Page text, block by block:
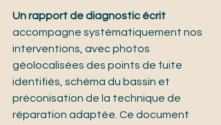
Un rapport de diagnostic écrit
accompagne systématiquement nos
interventions, avec photos
géolocalisées des points de fuite
identifiés, schéma du bassin et
préconisation de la technique de
réparation adaptée. Ce document